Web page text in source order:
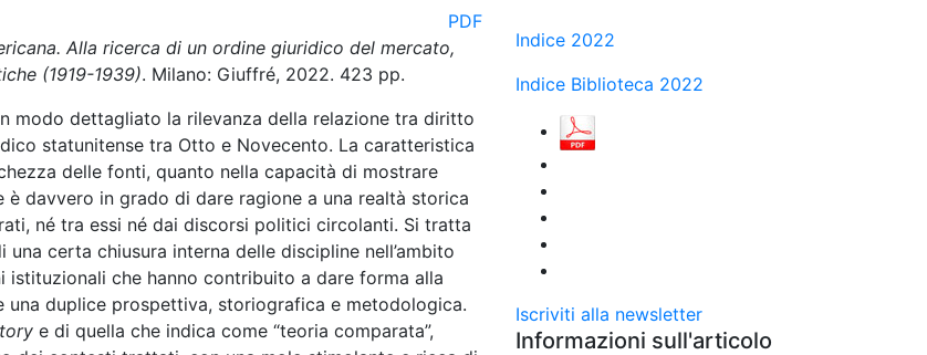
PDF
Alla ricerca di un ordine giuridico del mercato,
(1919-1939). Milano: Giuffré, 2022. 423 pp.
modo dettagliato la rilevanza della relazione tra diritto
statunitense tra Otto e Novecento. La caratteristica
delle fonti, quanto nella capacità di mostrare
davvero in grado di dare ragione a una realtà storica
né tra essi né dai discorsi politici circolanti. Si tratta
certa chiusura interna delle discipline nell’ambito
che hanno contribuito a dare forma alla
una duplice prospettiva, storiografica e metodologica.
e di quella che indica come “teoria comparata”,
Indice 2022
Indice Biblioteca 2022
Iscriviti alla newsletter
Informazioni sull'articolo